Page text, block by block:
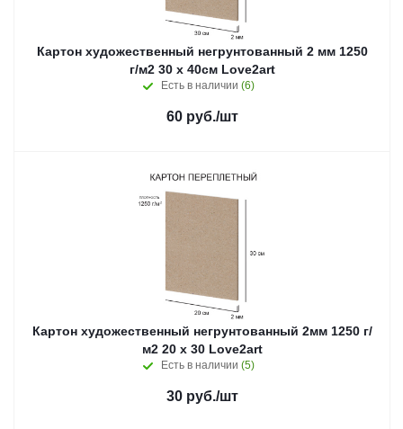
Картон художественный негрунтованный 2 мм 1250
г/м2 30 х 40см Love2art
Есть в наличии (6)
60 руб./шт
Картон художественный негрунтованный 2мм 1250 г/
м2 20 х 30 Love2art
Есть в наличии (5)
30 руб./шт